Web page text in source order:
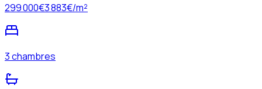
299 000€3 883€/m²
3 chambres